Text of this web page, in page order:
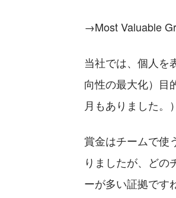
→Most Valuable
当社では、個人を
向性の最大化）目
月もありました。）
賞金はチームで使
りましたが、どの
ーが多い証拠です